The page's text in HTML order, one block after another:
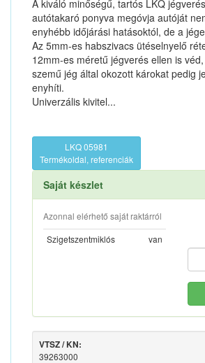
A kiváló minőségű, tartós LKQ
autótakaró ponyva megóvja autóját
enyhébb időjárási hatásoktól, de a
Az 5mm-es habszivacs ütéselnyelő
12mm-es méretű jégverés ellen is
szemű jég által okozott károkat pedig
enyhíti.
Univerzális kivitel...
LKQ 05981
Termékoldal, referenciák
Saját készlet
Azonnal elérhető saját raktárról
Szigetszentmiklós
van
VTSZ / KN:
39263000